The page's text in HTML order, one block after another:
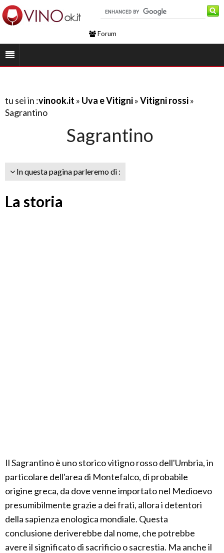
Forum
tu sei in :vinook.it » Uva e Vitigni»Vitigni rossi»
Sagrantino
Sagrantino
In questa pagina parleremo di :
La storia
Il Sagrantino è uno storico vitigno rosso dell'Umbria, in
particolare dell'area di Montefalco, di probabile
origine greca, da dove venne importato nel Medioevo
presumibilmente grazie a dei frati, allora i detentori
della sapienza enologica mondiale. Questa
conclusione deriverebbe dal nome, che potrebbe
avere il significato di sacrificio o sacrestia. Ma anche il